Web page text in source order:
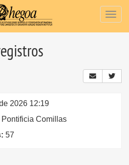
2026 12:19
Comillas
57